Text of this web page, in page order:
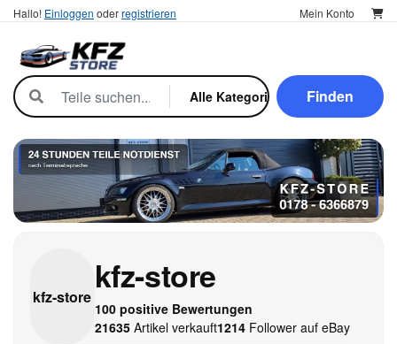
Hallo! Einloggen oderregistrieren Mein Konto
Finden
kfz-store
kfz-store
100 positive Bewertungen
21635Artikel verkauft1214Follower auf eBay